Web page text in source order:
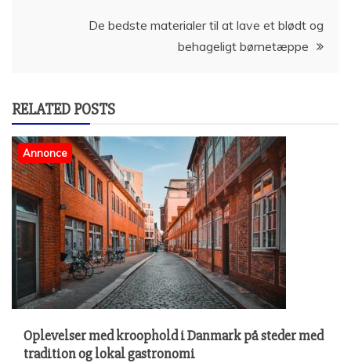
De bedste materialer til at lave et blødt og
behageligt børnetæppe
RELATED POSTS
Annonce
Oplevelser med kroophold i Danmark på steder med
tradition og lokal gastronomi